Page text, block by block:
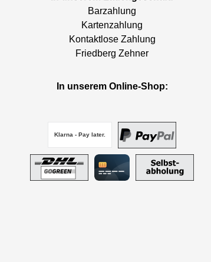
Barzahlung
Kartenzahlung
Kontaktlose Zahlung
Friedberg Zehner
In unserem Online-Shop:
PayPal
Klarna - Pay later.